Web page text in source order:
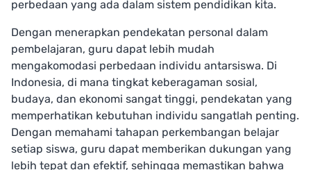
perbedaan yang ada dalam sistem pendidikan kita.
Dengan menerapkan pendekatan personal dalam
pembelajaran, guru dapat lebih mudah
mengakomodasi perbedaan individu antarsiswa. Di
Indonesia, di mana tingkat keberagaman sosial,
budaya, dan ekonomi sangat tinggi, pendekatan yang
memperhatikan kebutuhan individu sangatlah penting.
Dengan memahami tahapan perkembangan belajar
setiap siswa, guru dapat memberikan dukungan yang
lebih tepat dan efektif, sehingga memastikan bahwa